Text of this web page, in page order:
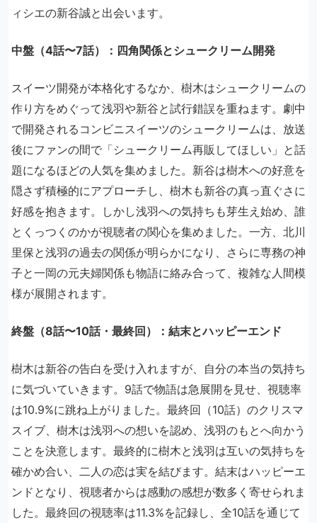
ィシエの新谷誠と出会います。
中盤（4話〜7話）：四角関係とシュークリーム開発
スイーツ開発が本格化するなか、樹木はシュークリームの
作り方をめぐって浅羽や新谷と試行錯誤を重ねます。劇中
で開発されるコンビニスイーツのシュークリームは、放送
後にファンの間で「シュークリーム再販してほしい」と話
題になるほどの人気を集めました。新谷は樹木への好意を
隠さず積極的にアプローチし、樹木も新谷の真っ直ぐさに
好感を抱きます。しかし浅羽への気持ちも芽生え始め、誰
とくっつくのかが視聴者の関心を集めました。一方、北川
里保と浅羽の過去の関係が明らかになり、さらに専務の神
子と一岡の元夫婦関係も物語に絡み合って、複雑な人間模
様が展開されます。
終盤（8話〜10話・最終回）：結末とハッピーエンド
樹木は新谷の告白を受け入れますが、自分の本当の気持ち
に気づいていきます。9話で物語は急展開を見せ、視聴率
は10.9%に跳ね上がりました。最終回（10話）のクリスマ
スイブ、樹木は浅羽への想いを認め、浅羽のもとへ向かう
ことを決意します。最終的に樹木と浅羽は互いの気持ちを
確かめ合い、二人の恋は実を結びます。結末はハッピーエ
ンドとなり、視聴者からは感動の感想が数多く寄せられま
した。最終回の視聴率は11.3%を記録し、全10話を通じて